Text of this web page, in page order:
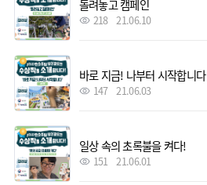
돌려놓고 캠페인
218 21.06.10
바로 지금! 나부터 시작합니다
147 21.06.03
일상 속의 초록불을 켜다!
151 21.06.01